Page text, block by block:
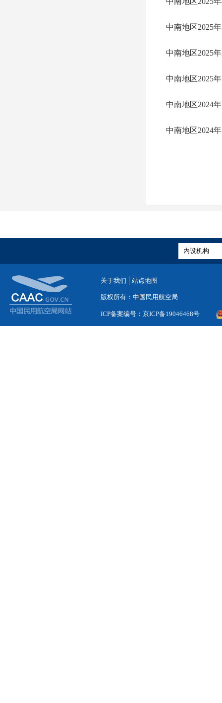
中南地区2025
中南地区2025
中南地区2025
中南地区2024
中南地区2024
关于我们 站点地图
版权所有：中国民用航空局
ICP备案编号：京ICP备19046468号